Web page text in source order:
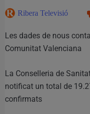
Ribera Televisió
Les dades de nous
Comunitat Valenciana
La Conselleria de
notificat un total de
confirmats